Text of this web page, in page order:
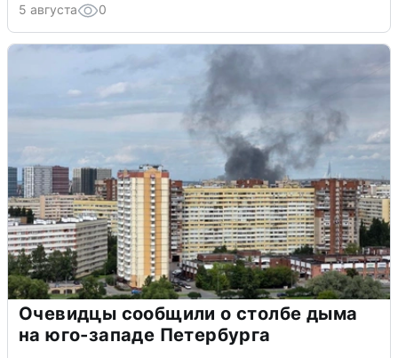
5 августа 0
Очевидцы сообщили о столбе дыма
на юго-западе Петербурга